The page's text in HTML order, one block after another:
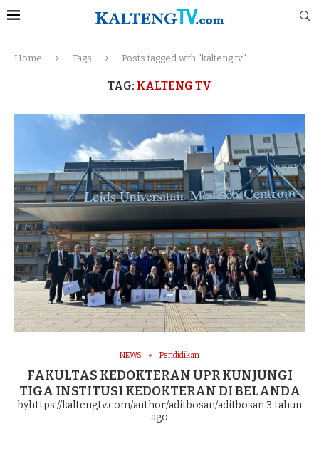
Home Tags Posts tagged with "kalteng tv"
TAG: KALTENG TV
NEWS Pendidikan
FAKULTAS KEDOKTERAN UPR KUNJUNGI
TIGA INSTITUSI KEDOKTERAN DI BELANDA
byhttps://kaltengtv.com/author/aditbosan/aditbosan3 tahun
ago